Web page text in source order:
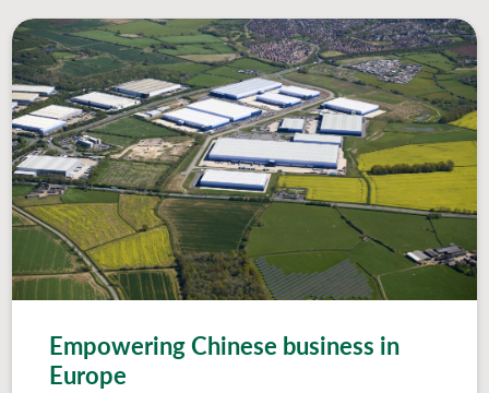
Empowering Chinese business in
Europe